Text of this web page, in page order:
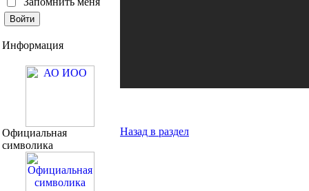
Информация
Официальная
символика
Назад в раздел